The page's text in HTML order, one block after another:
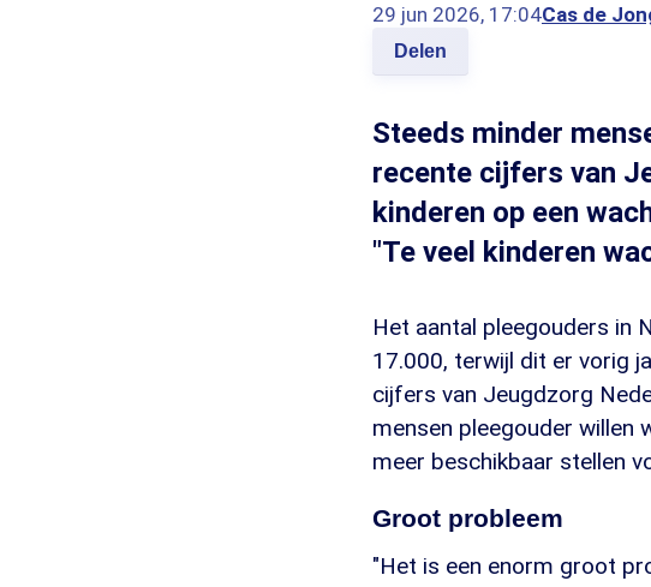
29 jun 2026, 17:04Cas de
Delen
Steeds minder
recente cijfers van
kinderen op een
"Te veel kinderen
Het aantal pleegouders in
17.000, terwijl dit er vorig
cijfers van Jeugdzorg
mensen pleegouder willen
meer beschikbaar stellen
Groot probleem
"Het is een enorm groot